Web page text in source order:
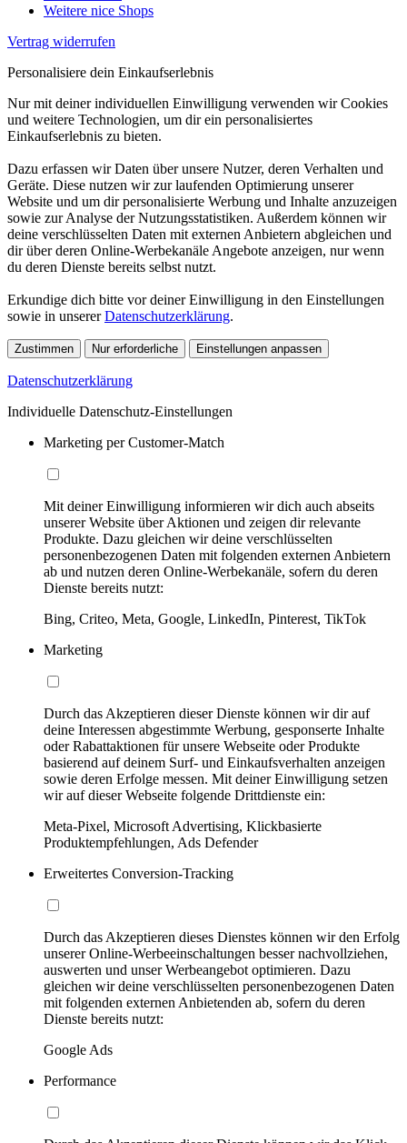
Weitere nice Shops
Vertrag widerrufen
Personalisiere dein Einkaufserlebnis
Nur mit deiner individuellen Einwilligung verwenden wir Cookies
und weitere Technologien, um dir ein personalisiertes
Einkaufserlebnis zu bieten.
Dazu erfassen wir Daten über unsere Nutzer, deren Verhalten und
Geräte. Diese nutzen wir zur laufenden Optimierung unserer
Website und um dir personalisierte Werbung und Inhalte anzuzeigen
sowie zur Analyse der Nutzungsstatistiken. Außerdem können wir
deine verschlüsselten Daten mit externen Anbietern abgleichen und
dir über deren Online-Werbekanäle Angebote anzeigen, nur wenn
du deren Dienste bereits selbst nutzt.
Erkundige dich bitte vor deiner Einwilligung in den Einstellungen
sowie in unsererDatenschutzerklärung.
Zustimmen Nur erforderliche Einstellungen anpassen
Datenschutzerklärung
Individuelle Datenschutz-Einstellungen
Marketing per Customer-Match
Mit deiner Einwilligung informieren wir dich auch abseits
unserer Website über Aktionen und zeigen dir relevante
Produkte. Dazu gleichen wir deine verschlüsselten
personenbezogenen Daten mit folgenden externen Anbietern
ab und nutzen deren Online-Werbekanäle, sofern du deren
Dienste bereits nutzt:
Bing, Criteo, Meta, Google, LinkedIn, Pinterest, TikTok
Marketing
Durch das Akzeptieren dieser Dienste können wir dir auf
deine Interessen abgestimmte Werbung, gesponserte Inhalte
oder Rabattaktionen für unsere Webseite oder Produkte
basierend auf deinem Surf- und Einkaufsverhalten anzeigen
sowie deren Erfolge messen. Mit deiner Einwilligung setzen
wir auf dieser Webseite folgende Drittdienste ein:
Meta-Pixel, Microsoft Advertising, Klickbasierte
Produktempfehlungen, Ads Defender
Erweitertes Conversion-Tracking
Durch das Akzeptieren dieses Dienstes können wir den Erfolg
unserer Online-Werbeeinschaltungen besser nachvollziehen,
auswerten und unser Werbeangebot optimieren. Dazu
gleichen wir deine verschlüsselten personenbezogenen Daten
mit folgenden externen Anbietenden ab, sofern du deren
Dienste bereits nutzt:
Google Ads
Performance